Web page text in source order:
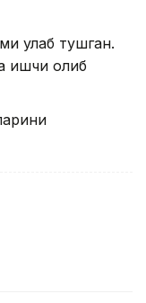
қулаб тушган.
ишчи қолиб